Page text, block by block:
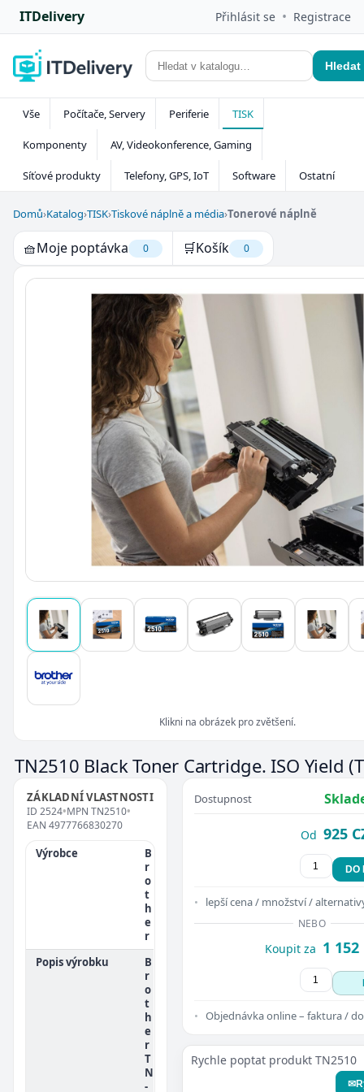
ITDelivery Přihlásit se • Registrace
Hledat
Vše Počítače, Servery Periferie TISK
Komponenty AV, Videokonference, Gaming
Síťové produkty Telefony, GPS, IoT Software Ostatní
Domů›Katalog›TISK›Tiskové náplně a média›Tonerové náplně
🧺Moje poptávka 0 🛒Košík 0
Klikni na obrázek pro zvětšení.
TN2510 Black Toner Cartridge. ISO Yield
ZÁKLADNÍ VLASTNOSTI
ID 2524•MPN TN2510•
EAN 4977766830270
Výrobce
B
r
o
t
h
e
r
Popis výrobku
B
r
o
t
h
e
r
T
N
-
Dostupnost
Od 925
DO
lepší cena / množství /
NEBO
Koupit za 1 152
Objednávka online – faktura /
Rychle poptat produkt TN2510
✉